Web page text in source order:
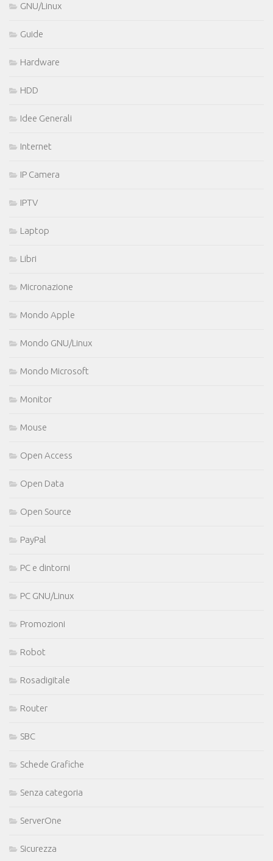
GNU/Linux
Guide
Hardware
HDD
Idee Generali
Internet
IP Camera
IPTV
Laptop
Libri
Micronazione
Mondo Apple
Mondo GNU/Linux
Mondo Microsoft
Monitor
Mouse
Open Access
Open Data
Open Source
PayPal
PC e dintorni
PC GNU/Linux
Promozioni
Robot
Rosadigitale
Router
SBC
Schede Grafiche
Senza categoria
ServerOne
Sicurezza